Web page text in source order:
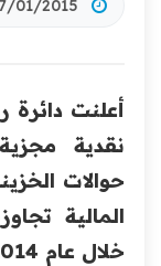
07/01/2015 - 12:08
أعلنت دائرة
نقدية
حوالات
المالية
خلال عام 2014.